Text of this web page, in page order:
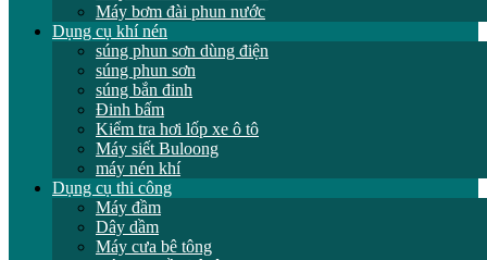
Máy bơm đài phun nước
Dụng cụ khí nén
súng phun sơn dùng điện
súng phun sơn
súng bắn đinh
Đinh bấm
Kiểm tra hơi lốp xe ô tô
Máy siết Buloong
máy nén khí
Dụng cụ thi công
Máy đầm
Dây dầm
Máy cưa bê tông